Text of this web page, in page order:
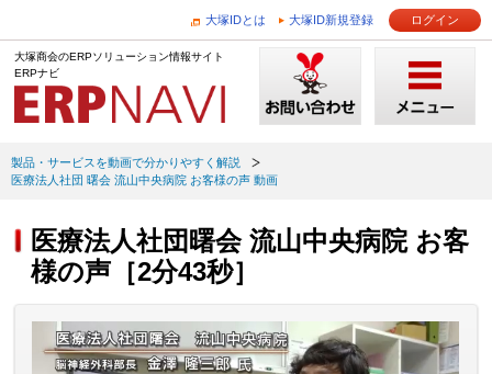
大塚IDとは 大塚ID新規登録 ログイン
大塚商会のERPソリューション情報サイト
ERPナビ
製品・サービスを動画で分かりやすく解説
医療法人社団 曙会 流山中央病院 お客様の声 動画
医療法人社団曙会 流山中央病院 お客
様の声［2分43秒］